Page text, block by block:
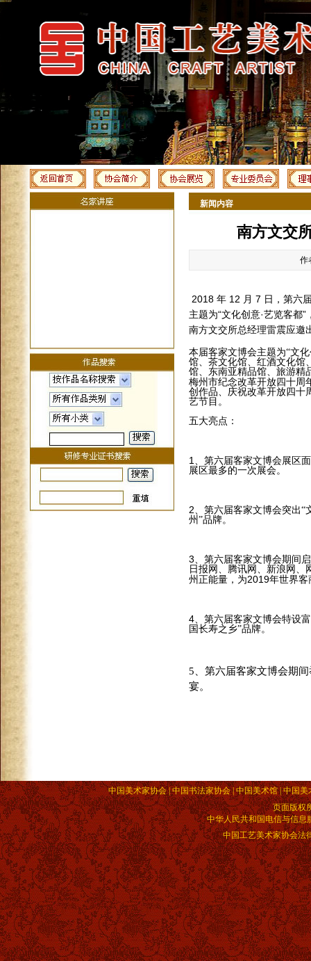
新闻内容
南方文交
作
2018 年 12 月 7 日，第六
主题为“文化创意·艺览客都
南方文交所总经理雷震应邀
本届客家文博会主题为“文
馆、茶文化馆、红酒文化馆
馆、东南亚精品馆、旅游精
梅州市纪念改革开放四十周
创作品、庆祝改革开放四十
艺节目。
五大亮点：
1 、第六届客家文博会展区
展区最多的一次展会。
2、第六届客家文博会突出“
州”品牌。
3、第六届客家文博会期间
日报网、腾讯网、新浪网
州正能量，为2019年世界客
4、第六届客家文博会特设
国长寿之乡”品牌。
5 、第六届客家文博会期
宴。
中国美术家协会 | 中国书法家协会 | 中国美术馆 | 中国
页面版权
中华人民共和国电信与信息
中国工艺美术家协会法